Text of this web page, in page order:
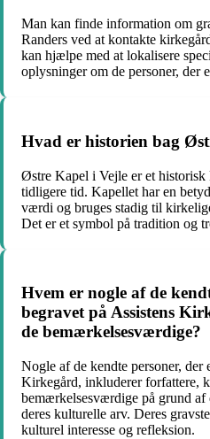
Man kan finde information om
Randers ved at kontakte
kan hjælpe med at lokalisere
oplysninger om de personer, der
Hvad er historien bag
Østre Kapel i Vejle er et
tidligere tid. Kapellet har en
værdi og bruges stadig til
Det er et symbol på tradition og
Hvem er nogle af de
begravet på Assistens
de bemærkelsesværdige?
Nogle af de kendte personer, der
Kirkegård, inkluderer forfattere,
bemærkelsesværdige på grund af
deres kulturelle arv. Deres
kulturel interesse og refleksion.